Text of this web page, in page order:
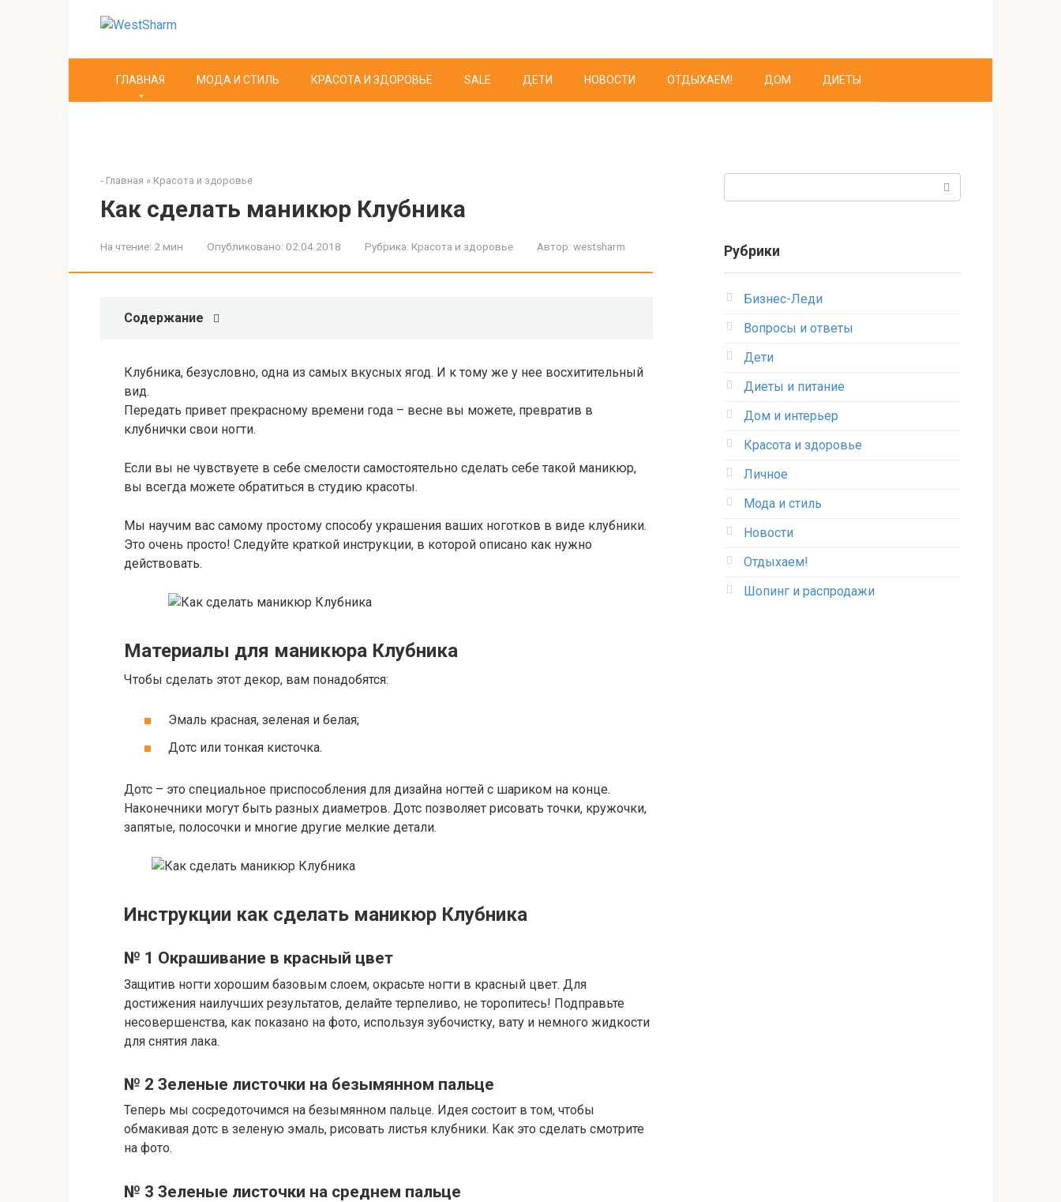
ГЛАВНАЯ МОДА И СТИЛЬ КРАСОТА И ЗДОРОВЬЕ SALE ДЕТИ НОВОСТИ ОТДЫХАЕМ! ДОМ ДИЕТЫ
- Главная » Красота и здоровье
Как сделать маникюр Клубника
На чтение: 2 мин Опубликовано: 02.04.2018 Рубрика: Красота и здоровье Автор: westsharm
Содержание
Клубника, безусловно, одна из самых вкусных ягод. И к тому же у нее восхитительный
вид.
Передать привет прекрасному времени года – весне вы можете, превратив в
клубнички свои ногти.
Если вы не чувствуете в себе смелости самостоятельно сделать себе такой маникюр,
вы всегда можете обратиться в студию красоты.
Мы научим вас самому простому способу украшения ваших ноготков в виде клубники.
Это очень просто! Следуйте краткой инструкции, в которой описано как нужно
действовать.
Материалы для маникюра Клубника
Чтобы сделать этот декор, вам понадобятся:
Эмаль красная, зеленая и белая;
Дотс или тонкая кисточка.
Дотс – это специальное приспособления для дизайна ногтей с шариком на конце.
Наконечники могут быть разных диаметров. Дотс позволяет рисовать точки, кружочки,
запятые, полосочки и многие другие мелкие детали.
Инструкции как сделать маникюр Клубника
№ 1 Окрашивание в красный цвет
Защитив ногти хорошим базовым слоем, окрасьте ногти в красный цвет. Для
достижения наилучших результатов, делайте терпеливо, не торопитесь! Подправьте
несовершенства, как показано на фото, используя зубочистку, вату и немного жидкости
для снятия лака.
№ 2 Зеленые листочки на безымянном пальце
Теперь мы сосредоточимся на безымянном пальце. Идея состоит в том, чтобы
обмакивая дотс в зеленую эмаль, рисовать листья клубники. Как это сделать смотрите
на фото.
№ 3 Зеленые листочки на среднем пальце
Рубрики
Бизнес-Леди
Вопросы и ответы
Дети
Диеты и питание
Дом и интерьер
Красота и здоровье
Личное
Мода и стиль
Новости
Отдыхаем!
Шопинг и распродажи